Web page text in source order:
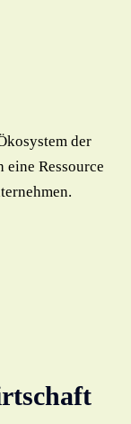
der
eine Ressource